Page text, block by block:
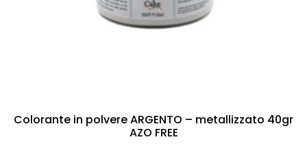
Colorante in polvere ARGENTO – metallizzato 40gr
AZO FREE